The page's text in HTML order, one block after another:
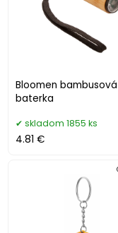
Bloomen bambusová
baterka
skladom 1855 ks
4.81 €